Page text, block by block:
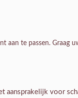
aan te passen. Graag
aansprakelijk voor